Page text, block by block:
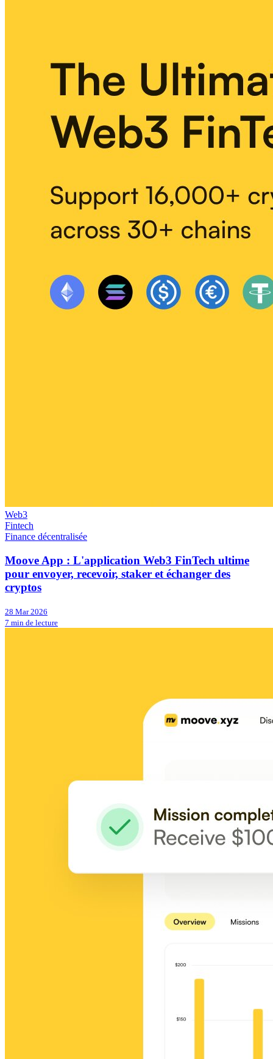
Web3
Fintech
Finance décentralisée
Moove App : L'application Web3 FinTech ultime
pour envoyer, recevoir, staker et échanger des
cryptos
28 Mar 2026
7 min de lecture